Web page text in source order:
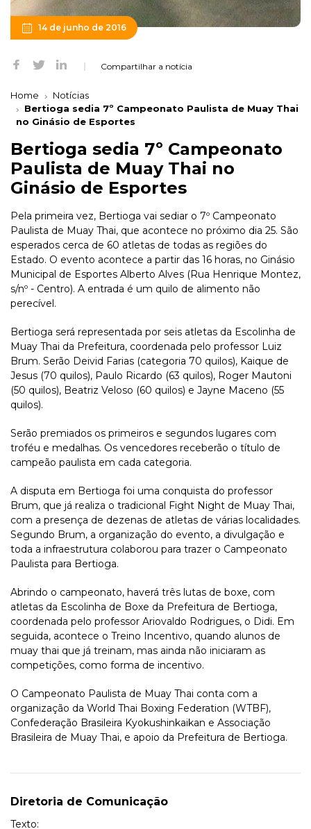
14 de junho de 2016
Compartilhar a notícia
Home
Notícias
Bertioga sedia 7º Campeonato Paulista de Muay Thai
no Ginásio de Esportes
Bertioga sedia 7º Campeonato
Paulista de Muay Thai no
Ginásio de Esportes
Pela primeira vez, Bertioga vai sediar o 7º Campeonato
Paulista de Muay Thai, que acontece no próximo dia 25. São
esperados cerca de 60 atletas de todas as regiões do
Estado. O evento acontece a partir das 16 horas, no Ginásio
Municipal de Esportes Alberto Alves (Rua Henrique Montez,
s/nº - Centro). A entrada é um quilo de alimento não
perecível.
Bertioga será representada por seis atletas da Escolinha de
Muay Thai da Prefeitura, coordenada pelo professor Luiz
Brum. Serão Deivid Farias (categoria 70 quilos), Kaique de
Jesus (70 quilos), Paulo Ricardo (63 quilos), Roger Mautoni
(50 quilos), Beatriz Veloso (60 quilos) e Jayne Maceno (55
quilos).
Serão premiados os primeiros e segundos lugares com
troféu e medalhas. Os vencedores receberão o título de
campeão paulista em cada categoria.
A disputa em Bertioga foi uma conquista do professor
Brum, que já realiza o tradicional Fight Night de Muay Thai,
com a presença de dezenas de atletas de várias localidades.
Segundo Brum, a organização do evento, a divulgação e
toda a infraestrutura colaborou para trazer o Campeonato
Paulista para Bertioga.
Abrindo o campeonato, haverá três lutas de boxe, com
atletas da Escolinha de Boxe da Prefeitura de Bertioga,
coordenada pelo professor Ariovaldo Rodrigues, o Didi. Em
seguida, acontece o Treino Incentivo, quando alunos de
muay thai que já treinam, mas ainda não iniciaram as
competições, como forma de incentivo.
O Campeonato Paulista de Muay Thai conta com a
organização da World Thai Boxing Federation (WTBF),
Confederação Brasileira Kyokushinkaikan e Associação
Brasileira de Muay Thai, e apoio da Prefeitura de Bertioga.
Diretoria de Comunicação
Texto: